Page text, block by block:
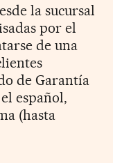
la sucursal
por el
de una
de Garantía
español,
(hasta